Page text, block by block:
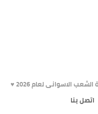
الاسوانى لعام 2026 ♥️
اتصل بنا